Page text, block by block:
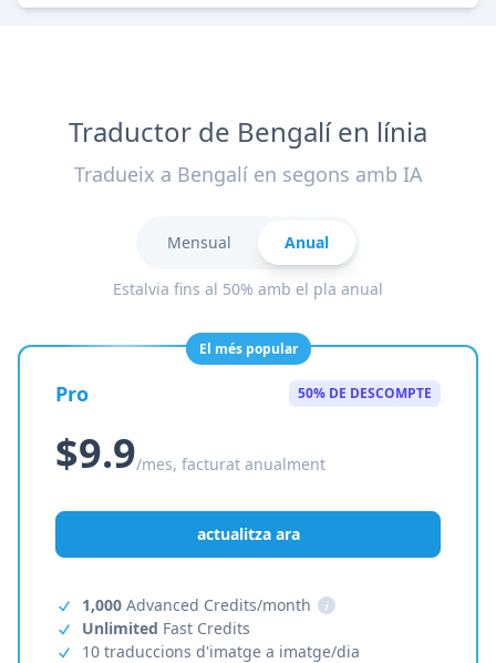
Traductor de Bengalí en línia
Tradueix a Bengalí en segons amb IA
Mensual Anual
Estalvia fins al 50% amb el pla anual
El més popular
Pro 50% DE DESCOMPTE
$9.9/mes, facturat anualment
actualitza ara
1,000 Advanced Credits/month
i
Unlimited Fast Credits
10 traduccions d'imatge a imatge/dia